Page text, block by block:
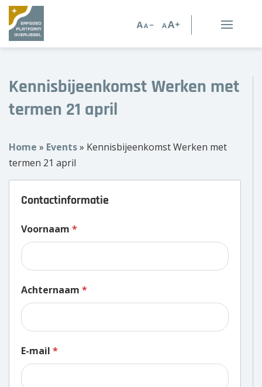
Erfgoedorganisaties
Verhalen
Kennis en advies
Persoonlijk advies
Wie zijn wij?
Kennisbijeenkomst Werken met
termen 21 april
Home » Events» Kennisbijeenkomst Werken met
termen 21 april
Contactinformatie
Voornaam *
Achternaam *
E-mail *